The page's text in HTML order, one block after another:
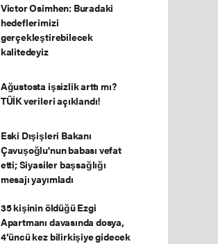
Victor Osimhen: Buradaki
hedeflerimizi
gerçekleştirebilecek
kalitedeyiz
Ağustosta işsizlik arttı mı?
TÜİK verileri açıklandı!
Eski Dışişleri Bakanı
Çavuşoğlu'nun babası vefat
etti; Siyasiler başsağlığı
mesajı yayımladı
35 kişinin öldüğü Ezgi
Apartmanı davasında dosya,
4’üncü kez bilirkişiye gidecek